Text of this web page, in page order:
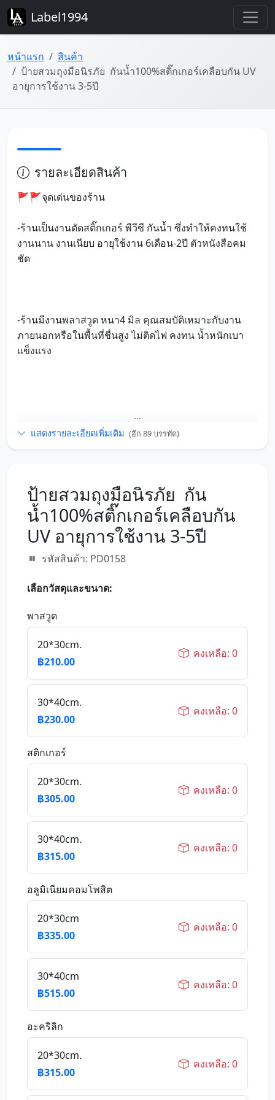
Label1994
หน้าแรก
สินค้า
ป้ายสวมถุงมือนิรภัย กันน้ำ100%สติ๊กเกอร์เคลือบกัน UV
อายุการใช้งาน 3-5ปี
รายละเอียดสินค้า
🚩🚩จุดเด่นของร้าน
-ร้านเป็นงานตัดสติ๊กเกอร์ พีวีซี กันน้ำ ซึ่งทำให้คงทนใช้
งานนาน งานเนียบ อายุใช้งาน 6เดือน-2ปี ตัวหนังสือคม
ชัด
-ร้านมีงานพลาสวูด หนา4 มิล คุณสมบัติเหมาะกับงาน
ภายนอกหรือในพื้นที่ชื่นสูง ไม่ติดไฟ คงทน น้ำหนักเบา
แข็งแรง
...
แสดงรายละเอียดเพิ่มเติม (อีก 89 บรรทัด)
ป้ายสวมถุงมือนิรภัย กัน
น้ำ100%สติ๊กเกอร์เคลือบกัน
UV อายุการใช้งาน 3-5ปี
รหัสสินค้า: PD0158
เลือกวัสดุและขนาด:
พาสวูด
20*30cm.
฿210.00
คงเหลือ: 0
30*40cm.
฿230.00
คงเหลือ: 0
สติกเกอร์
20*30cm.
฿305.00
คงเหลือ: 0
30*40cm.
฿315.00
คงเหลือ: 0
อลูมิเนียมคอมโพสิต
20*30cm
฿335.00
คงเหลือ: 0
30*40cm
฿515.00
คงเหลือ: 0
อะคริลิก
20*30cm.
฿315.00
คงเหลือ: 0